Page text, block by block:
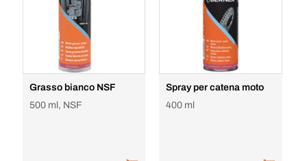
Grasso bianco NSF
500 ml, NSF
Spray per catena moto
400 ml